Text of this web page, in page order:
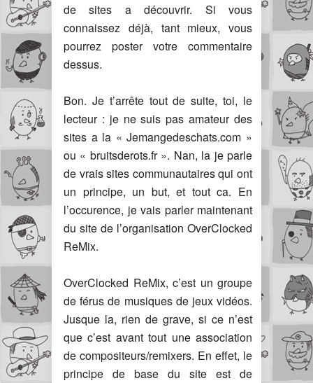
de sites a découvrir. Si vous
connaissez déjà, tant mieux, vous
pourrez poster votre commentaire
dessus.
Bon. Je t’arrête tout de suite, toi, le
lecteur : je ne suis pas amateur des
sites a la « Jemangedeschats.com »
ou « bruitsderots.fr ». Nan, la je parle
de vrais sites communautaires qui ont
un principe, un but, et tout ca. En
l’occurence, je vais parler maintenant
du site de l’organisation OverClocked
ReMix.
OverClocked ReMix, c’est un groupe
de férus de musiques de jeux vidéos.
Jusque la, rien de grave, si ce n’est
que c’est avant tout une association
de compositeurs/remixers. En effet, le
principe de base du site est de